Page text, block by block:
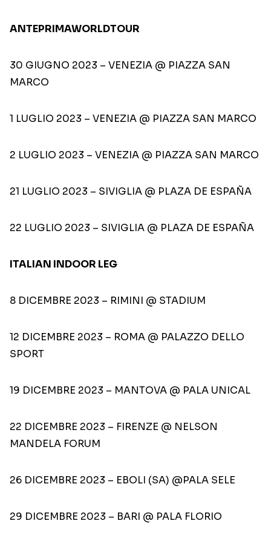
ANTEPRIMAWORLDTOUR
30 GIUGNO 2023 – VENEZIA @ PIAZZA SAN
MARCO
1 LUGLIO 2023 – VENEZIA @ PIAZZA SAN MARCO
2 LUGLIO 2023 – VENEZIA @ PIAZZA SAN MARCO
21 LUGLIO 2023 – SIVIGLIA @ PLAZA DE ESPAÑA
22 LUGLIO 2023 – SIVIGLIA @ PLAZA DE ESPAÑA
ITALIAN INDOOR LEG
8 DICEMBRE 2023 – RIMINI @ STADIUM
12 DICEMBRE 2023 – ROMA @ PALAZZO DELLO
SPORT
19 DICEMBRE 2023 – MANTOVA @ PALA UNICAL
22 DICEMBRE 2023 – FIRENZE @ NELSON
MANDELA FORUM
26 DICEMBRE 2023 – EBOLI (SA) @PALA SELE
29 DICEMBRE 2023 – BARI @ PALA FLORIO